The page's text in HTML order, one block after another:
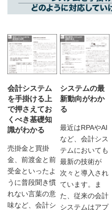
会計システム
を手掛ける上
で押さえてお
くべき基礎知
識がわかる
売掛金と買掛
金、前渡金と前
受金といったよ
うに普段聞き慣
れない言葉の意
味など、会計シ
システムの最
新動向がわか
る
最近はRPAやAI
など、会計シス
テムにおいても
最新の技術が
次々と導入され
ています。ま
た、従来の会計
システムはアプ